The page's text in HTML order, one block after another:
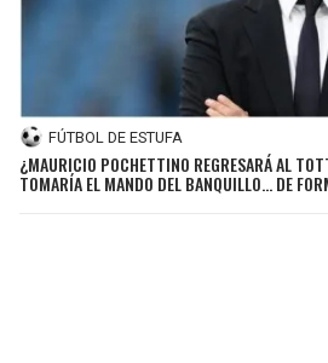
FÚTBOL DE ESTUFA
¿MAURICIO POCHETTINO REGRESARÁ AL
TOMARÍA EL MANDO DEL BANQUILLO… DE